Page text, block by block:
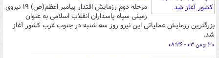
مرحله دوم رزمایش اقتدار پیامبر اعظم(ص) ۱۹ نیروی
زمینی سپاه پاسداران انقلاب اسلامی به عنوان
بزرگترین رزمایش عملیاتی این نیرو روز سه شنبه در جنوب غرب کشور آغاز
شد.
۳۰ بهمن ۰۳ - ۰۸:۳۶